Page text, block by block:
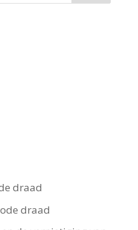
draad
draad